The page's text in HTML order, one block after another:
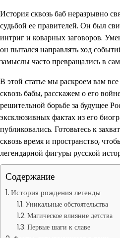
История сквозь баб неразрывно
судьбой ее правителей. Он был
интриг и коварных заговоров.
он пытался направлять ход
замыслы часто превращались в
В этой статье мы раскроем вам
сквозь бабы, расскажем о его
решительной борьбе за будущее
эксклюзивных фактах из его
публиковались. Готовьтесь к
сквозь время и пространство,
легендарной фигуры русской
Содержание
История рождения легенды
Уникальные обстоятельства
Магическое влияние детства
Первые шаги к славе